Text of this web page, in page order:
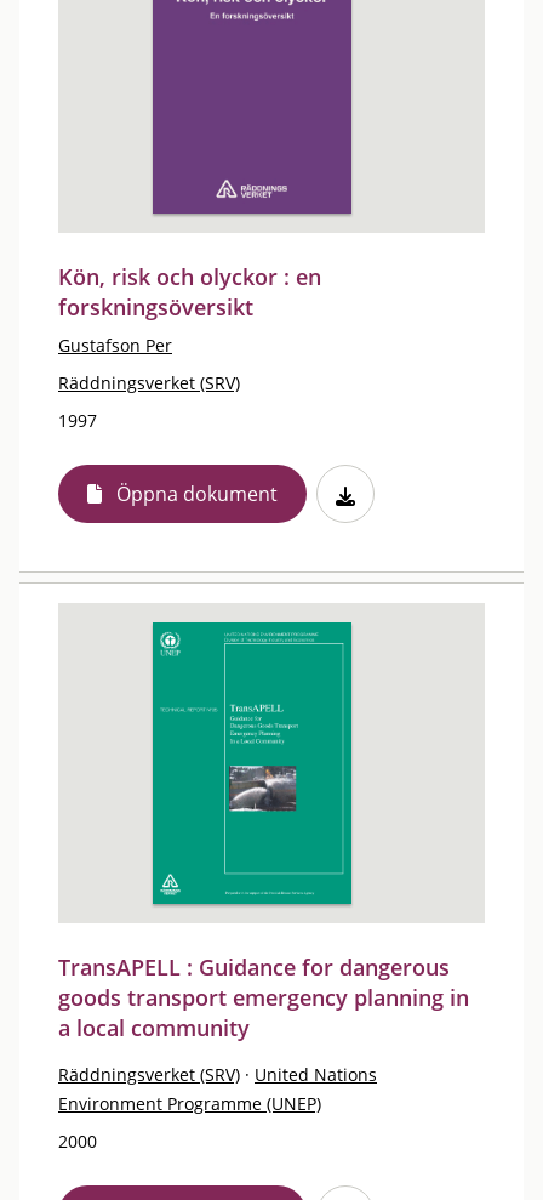
Kön, risk och olyckor : en
forskningsöversikt
Gustafson Per
Räddningsverket (SRV)
1997
Öppna dokument
TransAPELL : Guidance for dangerous
goods transport emergency planning in
a local community
Räddningsverket (SRV) · United Nations
Environment Programme (UNEP)
2000